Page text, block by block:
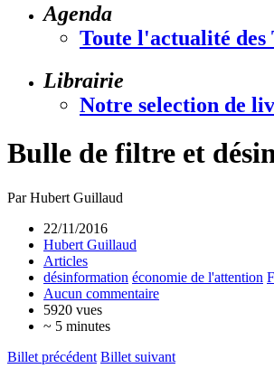
Agenda
Toute l'actualité des
Librairie
Notre selection de
Bulle de filtre et
Par Hubert Guillaud
22/11/2016
Hubert Guillaud
Articles
désinformation économie de l'attention
Aucun commentaire
5920 vues
~ 5 minutes
Billet précédent Billet suivant